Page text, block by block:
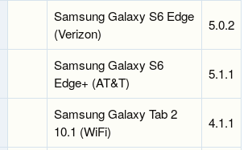
Samsung Galaxy S6 Edge
(Verizon)
5.0.2
Samsung Galaxy S6
Edge+ (AT&T)
5.1.1
Samsung Galaxy Tab 2
10.1 (WiFi)
4.1.1